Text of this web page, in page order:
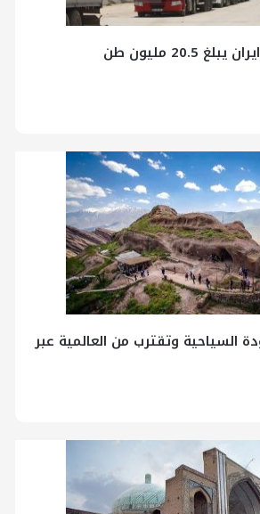
20.5 مليون طن
السياحية وتقترب من العالمية عبر